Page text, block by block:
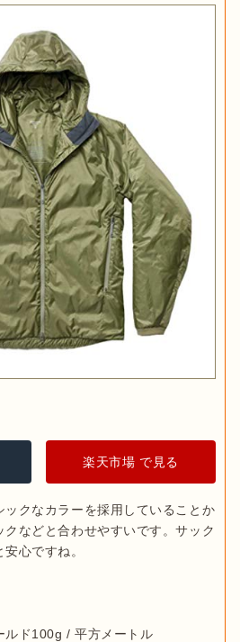
楽天市場 で見る
ックなカラーを採用していることか
クなどと合わせやすいです。サック
心ですね。
ルド100g / 平方メートル